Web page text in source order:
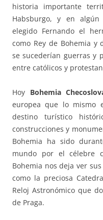
historia importante
Habsburgo, y en
elegido Fernando el
como Rey de Bohemia y
se sucederían guerras y
entre católicos y
Hoy Bohemia
europea que lo mismo
destino turístico
construcciones y
Bohemia ha sido
mundo por el célebre
Bohemia nos deja ver
como la preciosa
Reloj Astronómico que
de Praga.